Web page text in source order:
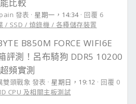
比較
發表 星期一，14:34
回覆 6
/ SSD / 燒錄機 / 各種儲存裝置
B850M FORCE WIFI6E
評測！呂布騎狗 DDR5 10200
頻實測
雙頭戰象 發表 星期日，19:12
回覆 0
CPU 及相關主板測試